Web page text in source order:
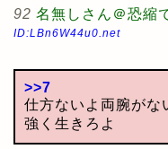
92 名無しさん＠恐縮
ID:LBn6W44u0.net
>>7
仕方ないよ両腕がな
強く生きろよ